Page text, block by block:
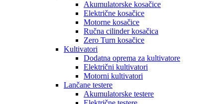
Akumulatorske kosačice
Električne kosačice
Motorne kosačice
Ručna cilinder kosačica
Zero Turn kosačice
Kultivatori
Dodatna oprema za kultivatore
Električni kultivatori
Motorni kultivatori
Lančane testere
Akumulatorske testere